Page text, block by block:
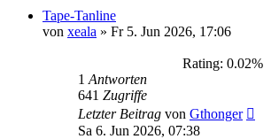
Tape-Tanline
von xeala » Fr 5. Jun 2026, 17:06
Rating: 0.02%
1 Antworten
641 Zugriffe
Letzter Beitrag von Gthonger
Sa 6. Jun 2026, 07:38